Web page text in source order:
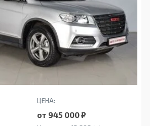
ЦЕНА:
от 945 000 ₽